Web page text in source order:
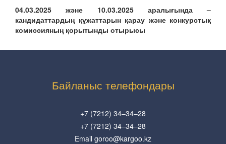
04.03.2025 және 10.03.2025 аралығында –
кандидаттардың құжаттарын қарау және конкурстық
комиссияның қорытынды отырысы
Байланыс телефондары
+7 (7212) 34–34–28
+7 (7212) 34–34–28
Email goroo@kargoo.kz